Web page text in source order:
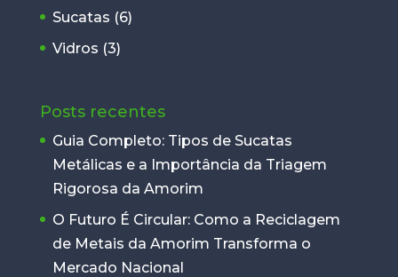
Sucatas (6)
Vidros (3)
Posts recentes
Guia Completo: Tipos de Sucatas
Metálicas e a Importância da Triagem
Rigorosa da Amorim
O Futuro É Circular: Como a Reciclagem
de Metais da Amorim Transforma o
Mercado Nacional